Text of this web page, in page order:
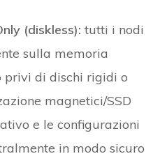
(diskless): tutti i nodi
sulla memoria
privi di dischi rigidi o
magnetici/SSD
e le configurazioni
in modo sicuro